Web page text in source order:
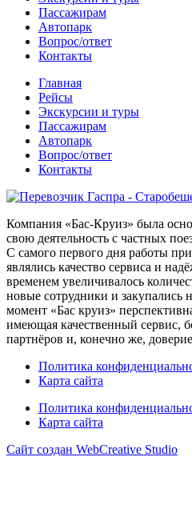
Пассажирам
Автопарк
Вопрос/ответ
Контакты
Главная
Рейсы
Экскурсии и туры
Пассажирам
Автопарк
Вопрос/ответ
Контакты
Компания «Бас-Круиз» была
свою деятельность с частных
С самого первого дня работы
являлись качество сервиса и
временем увеличивалось
новые сотрудники и
момент «Бас круиз»
имеющая качественный сервис,
партнёров и, конечно же,
Политика
Карта сайта
Политика
Карта сайта
Сайт создан WebCreative Studio